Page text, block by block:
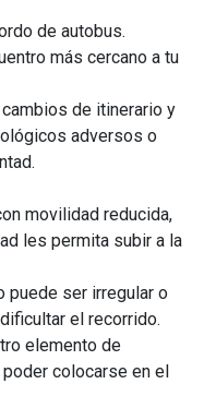
de autobus.
más cercano a tu
de itinerario y
adversos o
movilidad reducida,
les permita subir a la
puede ser irregular o
el recorrido.
elemento de
colocarse en el